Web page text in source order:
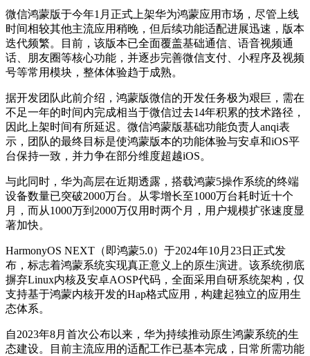
微信鸿蒙版于今年1月正式上架华为鸿蒙应用市场，尽管上线
时间相较其他主流应用稍晚，但后续功能适配进展迅速，版本
迭代频繁。目前，该版本已全面覆盖基础通信、语音视频通
话、朋友圈等核心功能，并逐步完善微信支付、小程序及视频
号等常用模块，整体体验趋于成熟。
据开发团队此前介绍，鸿蒙版微信的开发任务极为艰巨，需在
不足一年的时间内完成相当于微信过去14年积累的技术路径，
因此上架时间有所延迟。微信鸿蒙版基础功能负责人anqi表
示，团队的最终目标是使鸿蒙版本的功能体验与安卓和iOS平
台保持一致，并力争在部分维度超越iOS。
与此同时，华为高层在近期透露，搭载鸿蒙5操作系统的终端
设备数量已突破2000万台。从零增长至1000万台耗时近十个
月，而从1000万到2000万仅用时两个月，用户规模扩张速度显
著加快。
HarmonyOS NEXT（即鸿蒙5.0）于2024年10月23日正式发
布，标志着鸿蒙系统实现真正意义上的原生演进。该系统彻底
摒弃Linux内核及安卓AOSP代码，全面采用自研系统架构，仅
支持基于鸿蒙内核开发的Hap格式应用，构建起独立的应用生
态体系。
自2023年8月首次公布以来，华为持续推动原生鸿蒙系统的生
态建设。目前主流应用的适配工作已基本完成，日常所需功能